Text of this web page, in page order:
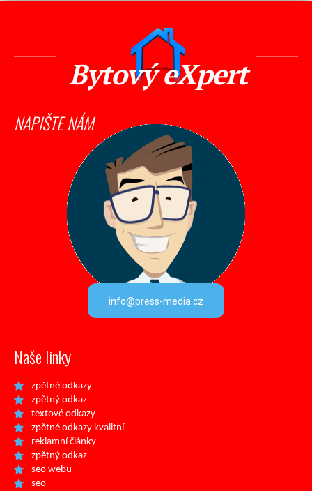
Bytový eXpert
NAPIŠTE NÁM
info@press-media.cz
Naše linky
zpětné odkazy
zpětný odkaz
textové odkazy
zpětné odkazy kvalitní
reklamní články
zpětný odkaz
seo webu
seo